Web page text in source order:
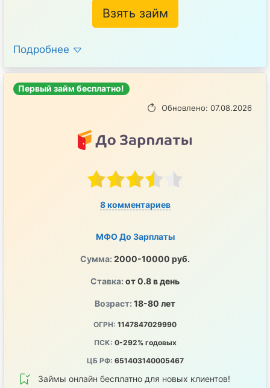
Взять займ
Подробнее
Первый займ бесплатно!
Обновлено: 07.08.2026
8 комментариев
МФО До Зарплаты
Сумма: 2000-10000 руб.
Ставка: от 0.8 в день
Возраст: 18-80 лет
ОГРН: 1147847029990
ПСК: 0-292% годовых
ЦБ РФ: 651403140005467
Займы онлайн бесплатно для новых клиентов!